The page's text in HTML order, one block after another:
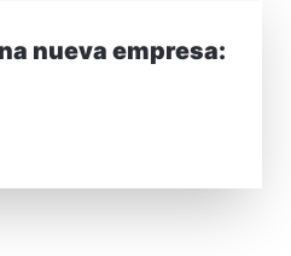
nueva empresa: